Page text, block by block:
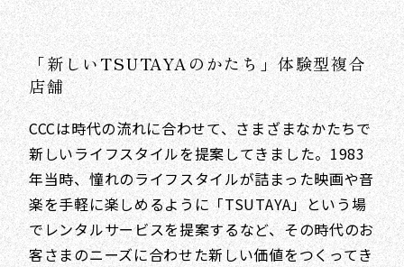
「新しいTSUTAYAのかたち」体験型複合
店舗
CCCは時代の流れに合わせて、さまざまなかたちで
新しいライフスタイルを提案してきました。1983
年当時、憧れのライフスタイルが詰まった映画や音
楽を手軽に楽しめるように「TSUTAYA」という場
でレンタルサービスを提案するなど、その時代のお
客さまのニーズに合わせた新しい価値をつくってき